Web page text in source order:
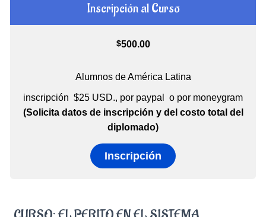
Inscripción al Curso
$500.00
Alumnos de América Latina
inscripción $25 USD., por paypal o por moneygram
(Solicita datos de inscripción y del costo total del
diplomado)
Inscripción